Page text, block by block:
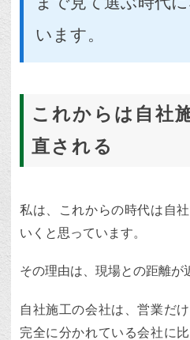
います。
これからは自社
直される
私は、これからの時代は自
いくと思っています。
その理由は、現場との距離が
自社施工の会社は、営業だ
完全に分かれている会社に